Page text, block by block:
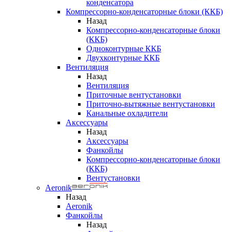
конденсатора
Компрессорно-конденсаторные блоки (ККБ)
Назад
Компрессорно-конденсаторные блоки
(ККБ)
Одноконтурные ККБ
Двухконтурные ККБ
Вентиляция
Назад
Вентиляция
Приточные вентустановки
Приточно-вытяжные вентустановки
Канальные охладители
Аксессуары
Назад
Аксессуары
Фанкойлы
Компрессорно-конденсаторные блоки
(ККБ)
Вентустановки
Aeronik
Назад
Aeronik
Фанкойлы
Назад